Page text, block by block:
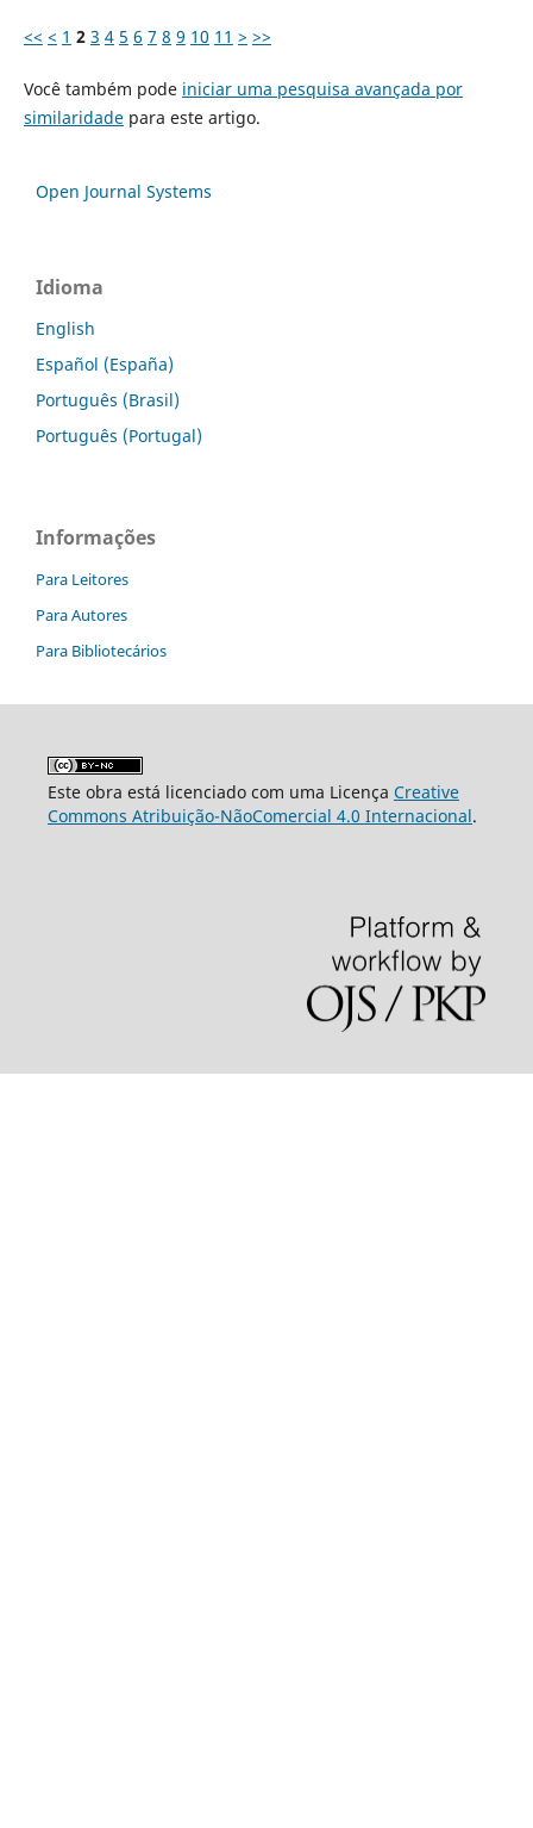
<< < 1 2 3 4 5 6 7 8 9 10 11 > >>
Você também pode iniciar uma pesquisa avançada por
similaridadepara este artigo.
Open Journal Systems
Idioma
English
Español (España)
Português (Brasil)
Português (Portugal)
Informações
Para Leitores
Para Autores
Para Bibliotecários
Este obra está licenciado com uma Licença Creative
Commons Atribuição-NãoComercial 4.0 Internacional.